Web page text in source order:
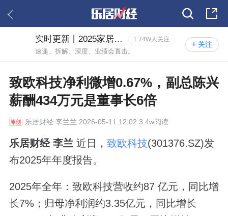
关注
实时更新丨2025家居年报风云 1.74W人关注
速递、拆解、深度、业绩会直击。
致欧科技净利微增0.67%，副总陈兴
薪酬434万元是董事长6倍
乐居财经李兰兰 2026-05-11 12:02 3.4w阅读
乐居财经 李兰 近日， 致欧科技(301376.SZ)发
布2025年年度报告。
2025年全年：致欧科技营收约87 亿元，同比增
长7%；归母净利润约3.35亿元，同比增长